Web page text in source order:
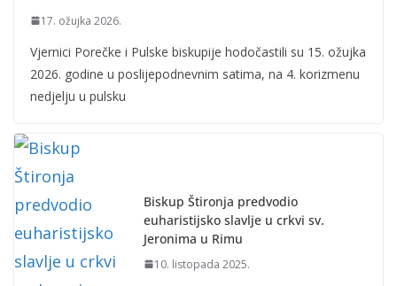
17. ožujka 2026.
Vjernici Porečke i Pulske biskupije hodočastili su 15. ožujka
2026. godine u poslijepodnevnim satima, na 4. korizmenu
nedjelju u pulsku
Biskup Štironja predvodio
euharistijsko slavlje u crkvi sv.
Jeronima u Rimu
10. listopada 2025.